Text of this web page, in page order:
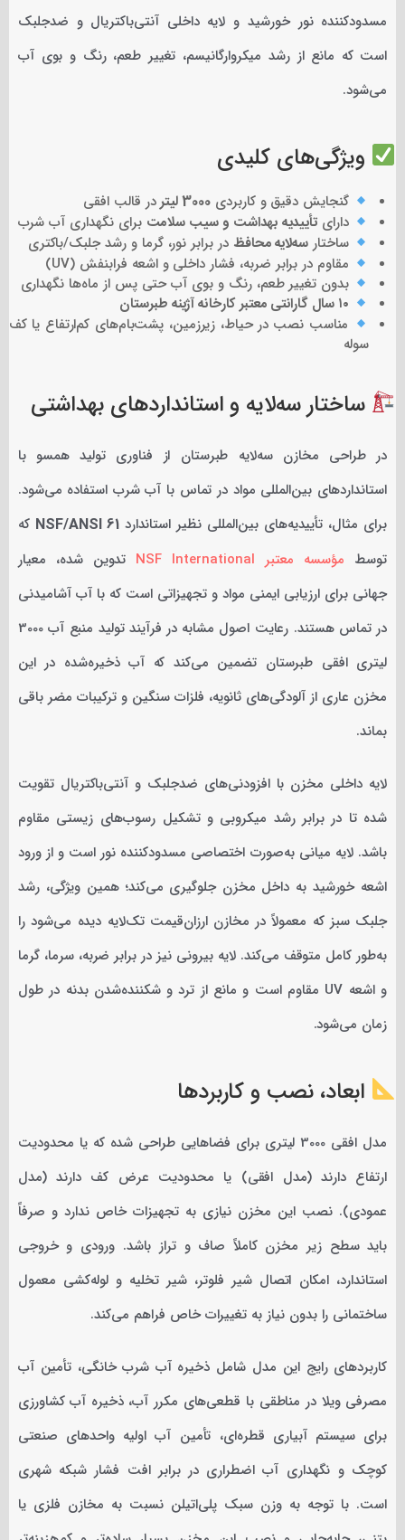
مسدودکننده نور خورشید و لایه داخلی آنتی‌باکتریال و ضدجلبک
است که مانع از رشد میکروارگانیسم، تغییر طعم، رنگ و بوی آب
می‌شود.
ویژگی‌های کلیدی
گنجایش دقیق و کاربردی 3000 لیتر
در قالب افقی
دارای تأییدیه بهداشت و سیب سلامت برای نگهداری آب شرب
ساختار سه‌لایه محافظ در برابر نور، گرما و رشد جلبک/باکتری
مقاوم در برابر ضربه، فشار داخلی و اشعه فرابنفش (UV)
بدون تغییر طعم، رنگ و بوی آب حتی پس از ماه‌ها نگهداری
۱۰ سال گارانتی معتبر کارخانه آژینه طبرستان
مناسب نصب در حیاط، زیرزمین، پشت‌بام‌های کم‌ارتفاع یا کف
سوله
ساختار سه‌لایه و استانداردهای بهداشتی
در طراحی مخازن سه‌لایه طبرستان از فناوری تولید همسو با
استانداردهای بین‌المللی مواد در تماس با آب شرب استفاده می‌شود.
برای مثال، تأییدیه‌های بین‌المللی نظیر استانداردNSF/ANSI 61 که
توسط مؤسسه معتبر NSF International
تدوین شده، معیار
جهانی برای ارزیابی ایمنی مواد و تجهیزاتی است که با آب آشامیدنی
در تماس هستند. رعایت اصول مشابه در فرآیند تولید منبع آب 3000
لیتری افقی طبرستان تضمین می‌کند که آب ذخیره‌شده در این
مخزن عاری از آلودگی‌های ثانویه، فلزات سنگین و ترکیبات مضر باقی
بماند.
لایه داخلی مخزن با افزودنی‌های ضدجلبک و آنتی‌باکتریال تقویت
شده تا در برابر رشد میکروبی و تشکیل رسوب‌های زیستی مقاوم
باشد. لایه میانی به‌صورت اختصاصی مسدودکننده نور است و از ورود
اشعه خورشید به داخل مخزن جلوگیری می‌کند؛ همین ویژگی، رشد
جلبک سبز که معمولاً در مخازن ارزان‌قیمت تک‌لایه دیده می‌شود را
به‌طور کامل متوقف می‌کند. لایه بیرونی نیز در برابر ضربه، سرما، گرما
و اشعه UV مقاوم است و مانع از ترد و شکننده‌شدن بدنه در طول
زمان می‌شود.
ابعاد، نصب و کاربردها
مدل افقی 3000 لیتری برای فضاهایی طراحی شده که یا محدودیت
ارتفاع دارند (مدل افقی) یا محدودیت عرض کف دارند (مدل
عمودی). نصب این مخزن نیازی به تجهیزات خاص ندارد و صرفاً
باید سطح زیر مخزن کاملاً صاف و تراز باشد. ورودی و خروجی
استاندارد، امکان اتصال شیر فلوتر، شیر تخلیه و لوله‌کشی معمول
ساختمانی را بدون نیاز به تغییرات خاص فراهم می‌کند.
کاربردهای رایج این مدل شامل ذخیره آب شرب خانگی، تأمین آب
مصرفی ویلا در مناطقی با قطعی‌های مکرر آب، ذخیره آب کشاورزی
برای سیستم آبیاری قطره‌ای، تأمین آب اولیه واحدهای صنعتی
کوچک و نگهداری آب اضطراری در برابر افت فشار شبکه شهری
است. با توجه به وزن سبک پلی‌اتیلن نسبت به مخازن فلزی یا